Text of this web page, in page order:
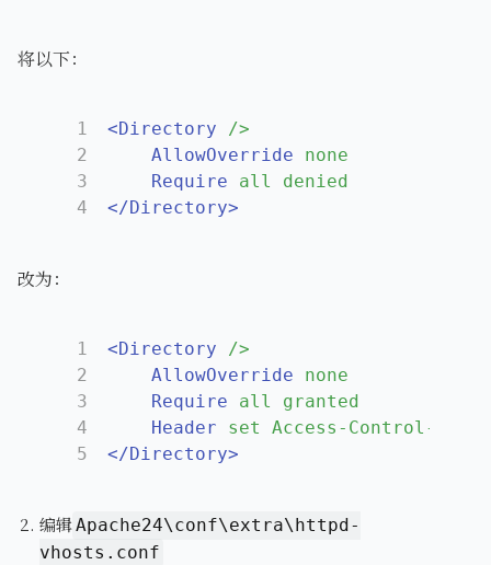
将以下：
1
2
3
4
<Directory
/>
AllowOverride
none
Require
all denied
</Directory>
改为：
1
2
3
4
5
<Directory
/>
AllowOverride
none
Require
all granted
Header
set Access-Control-
</Directory>
编辑Apache24\conf\extra\httpd-
vhosts.conf